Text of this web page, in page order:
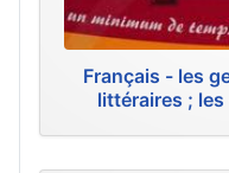
Français - les
littéraires ;